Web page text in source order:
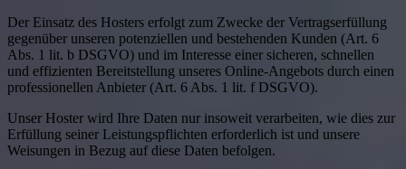
Der Einsatz des Hosters erfolgt zum Zwecke der Vertragserfüllung
gegenüber unseren potenziellen und bestehenden Kunden (Art. 6
Abs. 1 lit. b DSGVO) und im Interesse einer sicheren, schnellen
und effizienten Bereitstellung unseres Online-Angebots durch einen
professionellen Anbieter (Art. 6 Abs. 1 lit. f DSGVO).
Unser Hoster wird Ihre Daten nur insoweit verarbeiten, wie dies zur
Erfüllung seiner Leistungspflichten erforderlich ist und unsere
Weisungen in Bezug auf diese Daten befolgen.